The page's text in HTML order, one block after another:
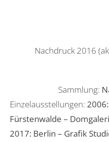
Nachdruck 2016
Sammlung:
Einzelausstellungen:
Fürstenwalde –
2017: Berlin – Grafik